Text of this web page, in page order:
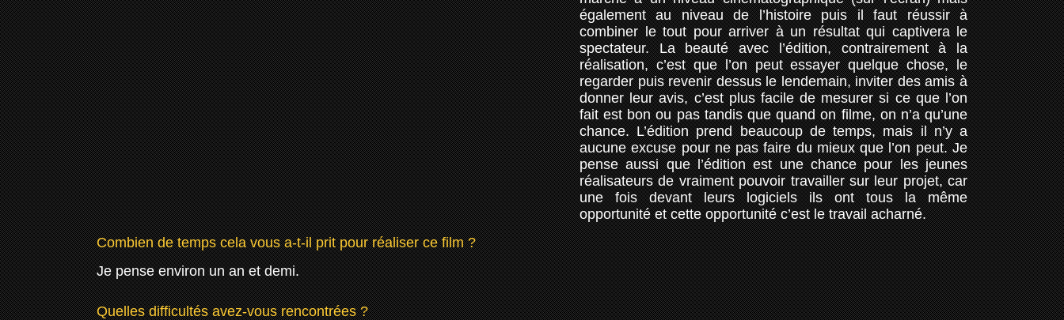
également au niveau de l’histoire puis il faut réussir à
combiner le tout pour arriver à un résultat qui captivera le
spectateur. La beauté avec l’édition, contrairement à la
réalisation, c’est que l’on peut essayer quelque chose, le
regarder puis revenir dessus le lendemain, inviter des amis à
donner leur avis, c’est plus facile de mesurer si ce que l’on
fait est bon ou pas tandis que quand on filme, on n’a qu’une
chance. L’édition prend beaucoup de temps, mais il n’y a
aucune excuse pour ne pas faire du mieux que l’on peut. Je
pense aussi que l’édition est une chance pour les jeunes
réalisateurs de vraiment pouvoir travailler sur leur projet, car
une fois devant leurs logiciels ils ont tous la même
opportunité et cette opportunité c’est le travail acharné.
Combien de temps cela vous a-t-il prit pour réaliser ce film ?
Je pense environ un an et demi.
Quelles difficultés avez-vous rencontrées ?